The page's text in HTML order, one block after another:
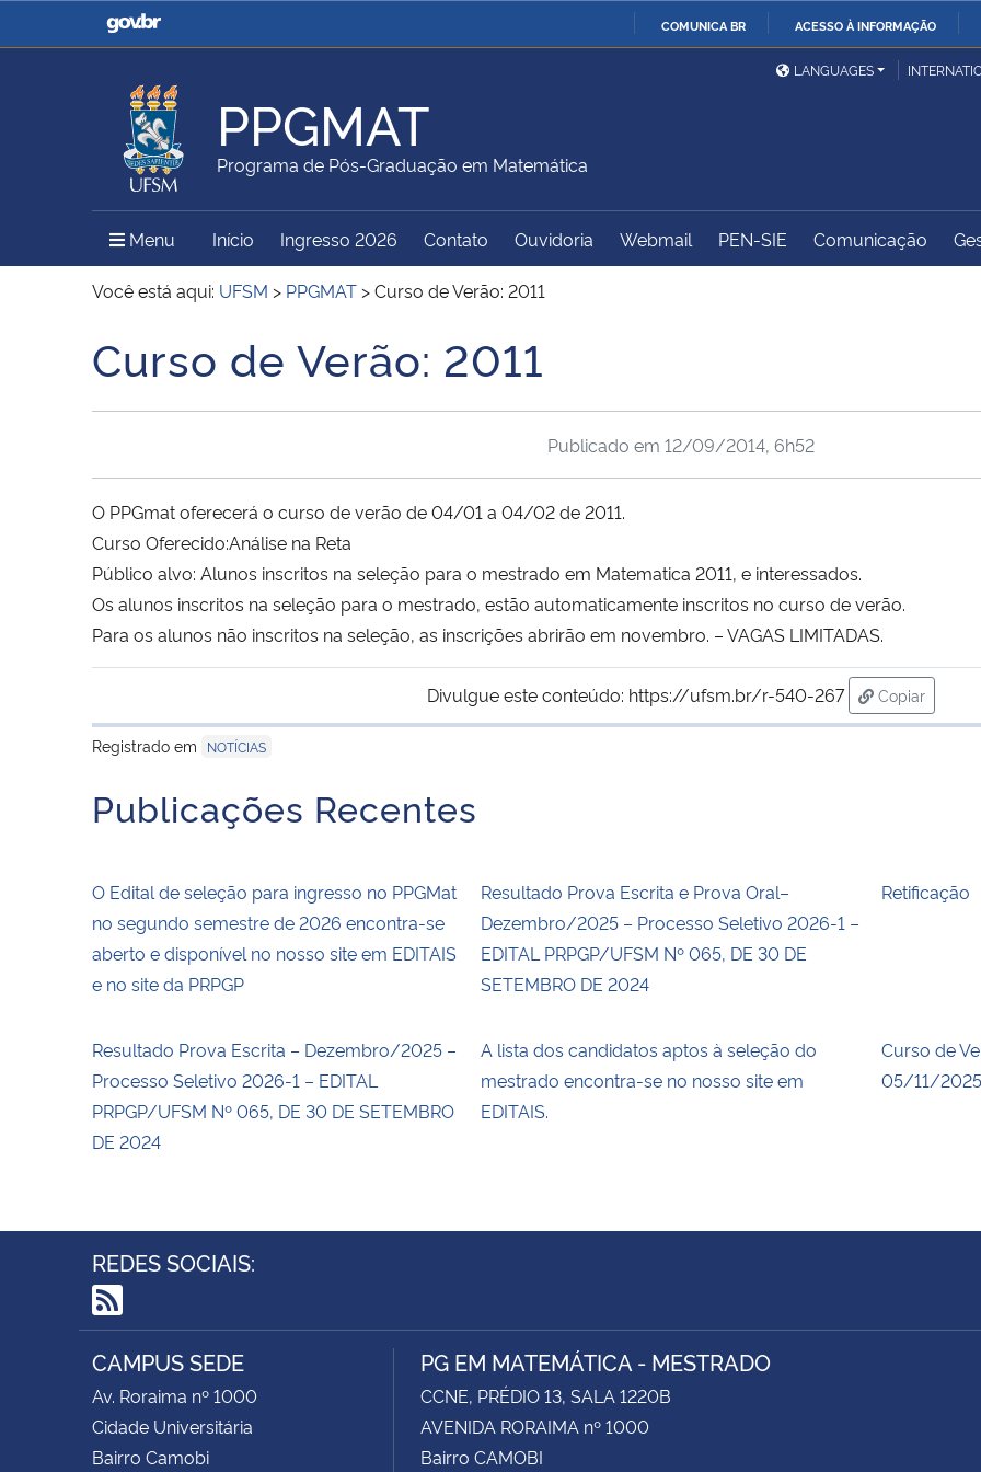
COMUNICA BR ACESSO À INFORMAÇÃO
Casa Civil
Ministério da Justiça e
Ministério da Defesa
Ministério das Relações
Exteriores
Ministério da Agricultura,
Pecuária e Abastecimento
Ministério da Educação
Ministério do Meio Ambiente Ministério do Turismo
Ministério do
Desenvolvimento Regional
Controladoria-Geral da
Secretaria de Governo
Gabinete de Segurança
Advocacia-Geral da União
LANGUAGES
PPGMAT
Programa de Pós-Graduação em Matemática
Menu Menu Principal do Sítio
Início Ingresso 2026 Contato Ouvidoria Webmail PEN-SIE Comunicação
Você está aqui: UFSM > PPGMAT >Curso de Verão: 2011
Início do conteúdo
Curso de Verão: 2011
Publicado em 12/09/2014, 6h52
O PPGmat oferecerá o curso de verão de 04/01 a 04/02 de 2011.
Curso Oferecido:Análise na Reta
Público alvo: Alunos inscritos na seleção para o mestrado em Matematica 2011, e interessados.
Os alunos inscritos na seleção para o mestrado, estão automaticamente inscritos no curso de verão.
Para os alunos não inscritos na seleção, as inscrições abrirão em novembro. – VAGAS LIMITADAS.
Divulgue este conteúdo: https://ufsm.br/r-540-267
Copiar
para área
Registrado em
NOTÍCIAS
Publicações Recentes
O Edital de seleção para ingresso no PPGMat
no segundo semestre de 2026 encontra-se
aberto e disponível no nosso site em EDITAIS
e no site da PRPGP
Resultado Prova Escrita e Prova Oral–
Dezembro/2025 – Processo Seletivo 2026-1 –
EDITAL PRPGP/UFSM Nº 065, DE 30 DE
SETEMBRO DE 2024
Retificação
Resultado Prova Escrita – Dezembro/2025 –
Processo Seletivo 2026-1 – EDITAL
PRPGP/UFSM Nº 065, DE 30 DE SETEMBRO
DE 2024
A lista dos candidatos aptos à seleção do
mestrado encontra-se no nosso site em
EDITAIS.
Curso de
05/11/
REDES SOCIAIS:
RSS
CAMPUS SEDE
Av. Roraima nº 1000
Cidade Universitária
Bairro Camobi
PG EM MATEMÁTICA - MESTRADO
CCNE, PRÉDIO 13, SALA 1220B
AVENIDA RORAIMA nº 1000
Bairro CAMOBI